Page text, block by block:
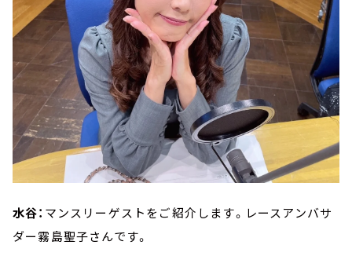
水谷： マンスリーゲストをご紹介します。レースアンバサ
ダー霧島聖子さんです。